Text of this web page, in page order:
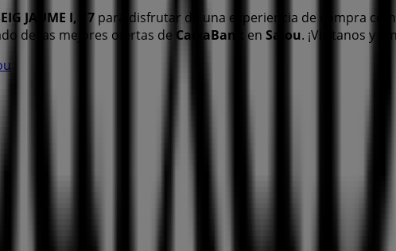
JAUME I, 17 para disfrutar de una experiencia de compra
de las mejores ofertas de CaixaBank en Salou. ¡Visítanos y